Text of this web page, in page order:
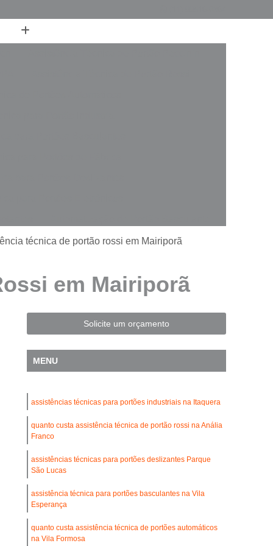
Automatização de Portão de Garagem
Automatização de Portão Residencial
Automatização para Portão de Correr
Conserto Motor Portão Automático
Conserto Motor Portão Eletrônico
Conserto de Motor de Portão Automático
Conserto de Portão Automático
Automático Basculante
Automático Pivotante Duplo
Conserto de Portão Basculante
técnica de portão rossi em Mairiporã
em Mairiporã
Solicite um orçamento
MENU
assistências técnicas para portões industriais na Itaquera
quanto custa assistência técnica de portão rossi na Anália
Franco
assistências técnicas para portões deslizantes Parque
São Lucas
assistência técnica para portões basculantes na Vila
Esperança
quanto custa assistência técnica de portões automáticos
na Vila Formosa